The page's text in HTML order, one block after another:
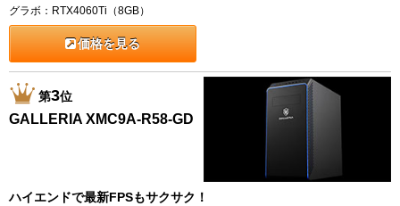
グラボ：RTX4060Ti（8GB）
価格を見る
第3位
GALLERIA XMC9A-R58-GD
ハイエンドで最新FPSもサクサク！